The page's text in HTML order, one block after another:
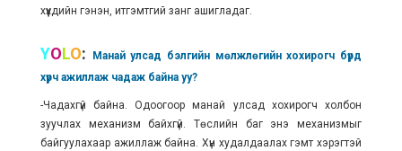
хүүхдийн гэнэн, итгэмтгий занг ашигладаг.
YOLO:
Манай улсад бэлгийн мөлжлөгийн хохирогч бүрд
хүрч ажиллаж чадаж байна уу?
-Чадахгүй байна. Одоогоор манай улсад хохирогч холбон
зуучлах механизм байхгүй. Төслийн баг энэ механизмыг
байгуулахаар ажиллаж байна. Хүн худалдаалах гэмт хэрэгтэй